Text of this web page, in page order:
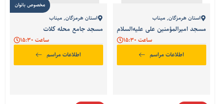
استان هرمزگان,میناب
مسجد امیرالمؤمنین علی علیه‌السلام
ساعت 15:30
اطلاعات مراسم
استان هرمزگان,میناب
مسجد جامع محله کلات
ساعت 15:30
اطلاعات مراسم
مخصوص بانوان